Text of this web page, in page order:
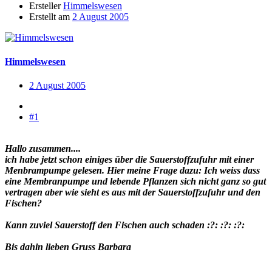
Ersteller Himmelswesen
Erstellt am 2 August 2005
Himmelswesen
2 August 2005
#1
Hallo zusammen....
ich habe jetzt schon einiges über die Sauerstoffzufuhr mit einer
Menbrampumpe gelesen. Hier meine Frage dazu: Ich weiss dass
eine Membranpumpe und lebende Pflanzen sich nicht ganz so gut
vertragen aber wie sieht es aus mit der Sauerstoffzufuhr und den
Fischen?
Kann zuviel Sauerstoff den Fischen auch schaden :?: :?: :?:
Bis dahin lieben Gruss Barbara